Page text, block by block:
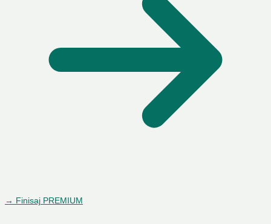
→ Finisaj PREMIUM